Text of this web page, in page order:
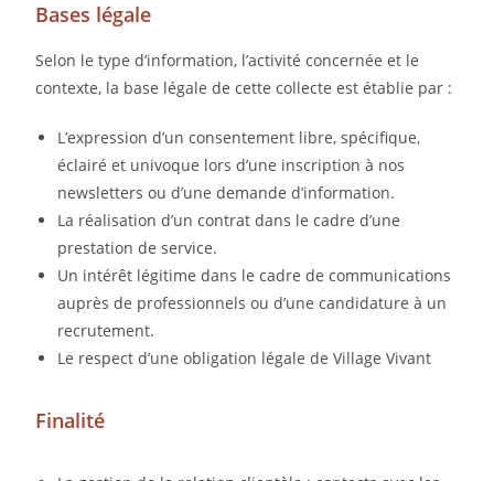
Bases légale
Selon le type d’information, l’activité concernée et le
contexte, la base légale de cette collecte est établie par :
L’expression d’un consentement libre, spécifique,
éclairé et univoque lors d’une inscription à nos
newsletters ou d’une demande d’information.
La réalisation d’un contrat dans le cadre d’une
prestation de service.
Un intérêt légitime dans le cadre de communications
auprès de professionnels ou d’une candidature à un
recrutement.
Le respect d’une obligation légale de Village Vivant
Finalité